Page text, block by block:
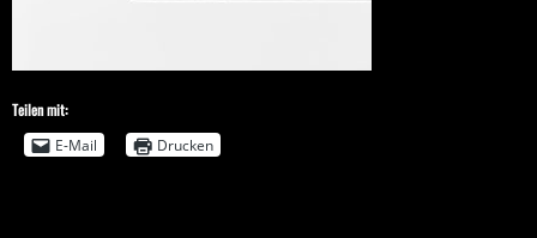
Teilen mit:
E-Mail
Drucken